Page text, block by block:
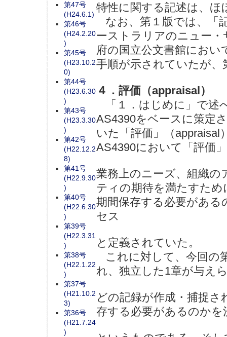
特性に関する記述は、ほ
なお、第１版では、「
ーストラリアのニュー
府の国立公文書館におい
手順が示されていたが、
４．評価（appraisal）
「１．はじめに」で述
AS4390をベースに策定
いた「評価」（
AS4390において「評価
業務上のニーズ、組織
ティの期待を満たすた
期間保存する必要があ
セス
と定義されていた。
これに対して、今回の
れ、独立した1章が与え
どの記録が作成・捕捉
存する必要があるのか
第47号
(H24.6.1)
第46号
(H24.2.20
)
第45号
(H23.10.2
0)
第44号
(H23.6.30
)
第43号
(H23.3.30
)
第42号
(H22.12.2
8)
第41号
(H22.9.30
)
第40号
(H22.6.30
)
第39号
(H22.3.31
)
第38号
(H22.1.22
)
第37号
(H21.10.2
3)
第36号
(H21.7.24
)